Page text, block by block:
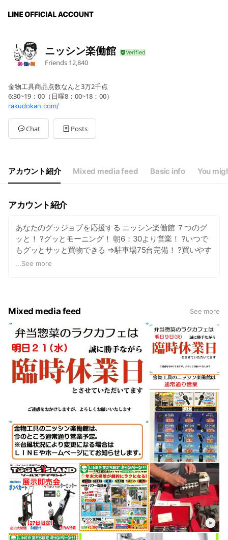
ニッシン楽働館
Friends 12,840
金物工具商品点数なんと3万2千点
6:30~19：00（日曜8：00~18：00）
rakudokan.com/
Chat Posts
アカウント紹介 Mixed media feed Basic info You
アカウント紹介
あなたのグッジョブを応援する ニッシン楽働館 ７つのグ
ッと！ ?グッとモーニング！ 朝6：30より営業！ ?いつで
もグッとサッと買物できる ⇒駐車場75台完備！ ?買いやす
さもグッとアップ ⇒広々した店内、カートも完備でラック
?ＲAKU CAFEで朝からグッと活力アップ！
...See more
Mixed media feed See more